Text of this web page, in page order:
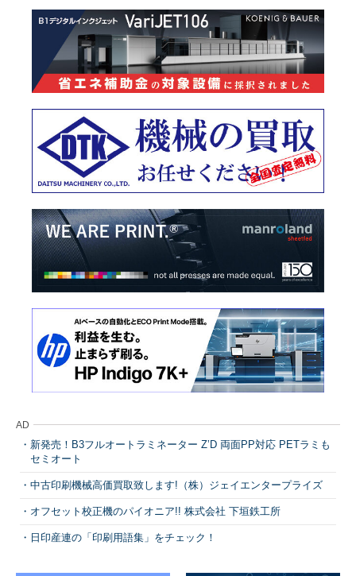
AD
新発売！B3フルオートラミネーター Z’D 両面PP対応 PETラミも
セミオート
中古印刷機械高価買取致します!（株）ジェイエンタープライズ
オフセット校正機のパイオニア!! 株式会社 下垣鉄工所
日印産連の「印刷用語集」をチェック！